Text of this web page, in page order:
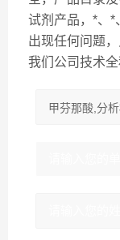
试剂产品，*、*
出现任何问题
我们公司技术全